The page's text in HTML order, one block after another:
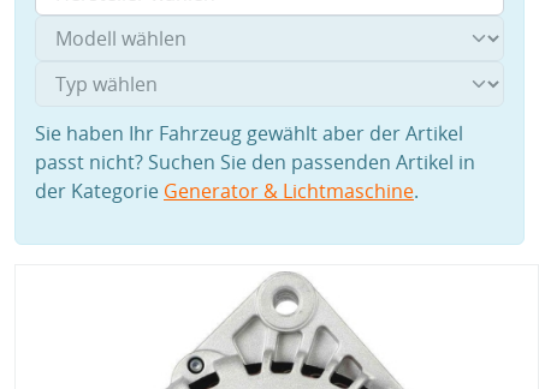
Sie haben Ihr Fahrzeug gewählt aber der Artikel
passt nicht? Suchen Sie den passenden Artikel in
der Kategorie Generator & Lichtmaschine.